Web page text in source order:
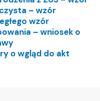
– wzór
wzór
– wniosek o
o wgląd do akt